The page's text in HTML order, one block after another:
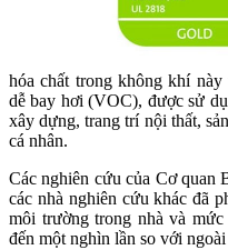
hóa chất trong không khí
dễ bay hơi (VOC), được sử
xây dựng, trang trí nội thất,
cá nhân.
Các nghiên cứu của Cơ
các nhà nghiên cứu khác đã
môi trường trong nhà và
đến một nghìn lần so với